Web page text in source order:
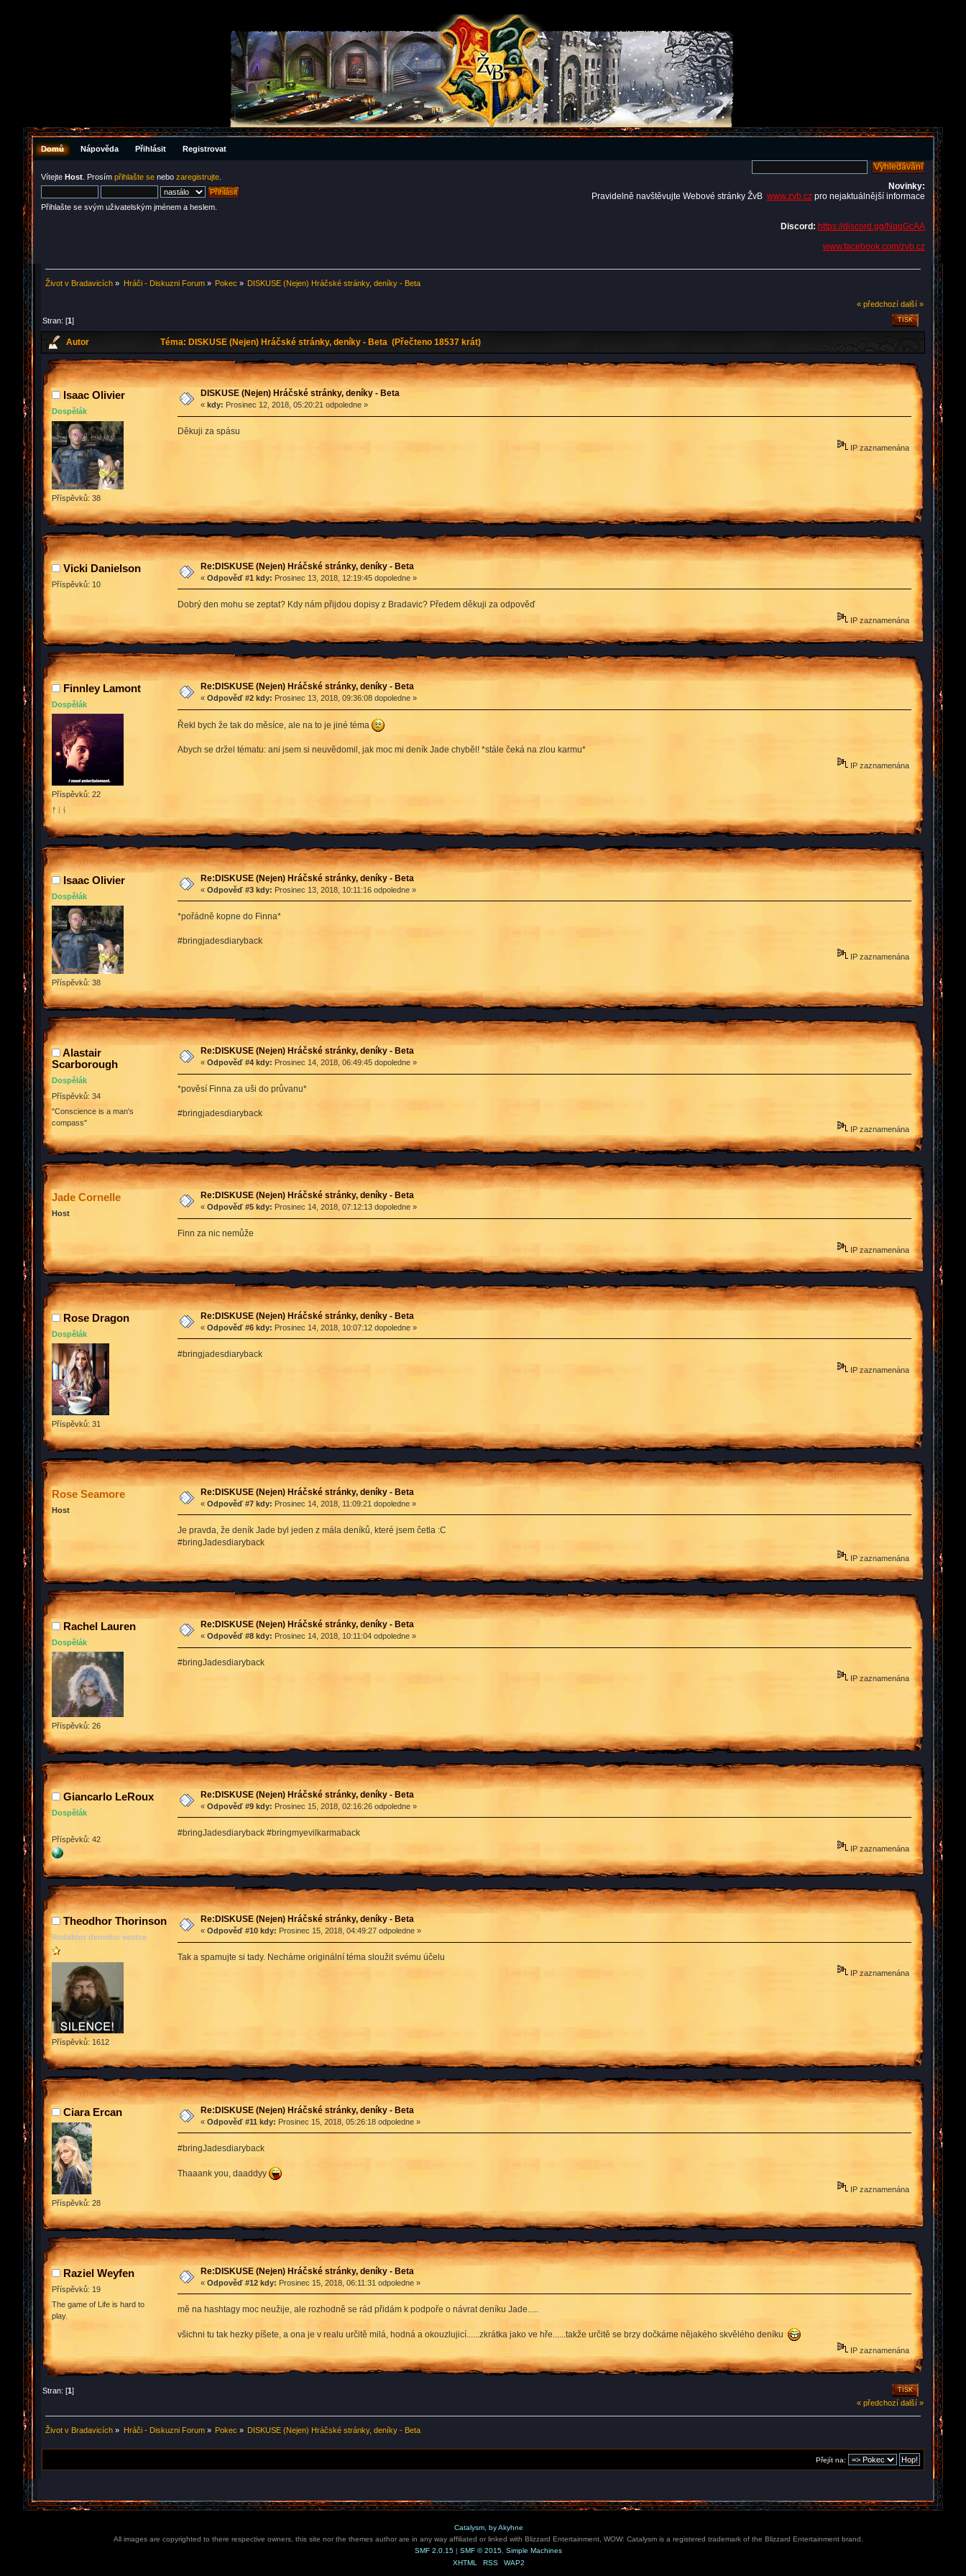
Domů Nápověda Přihlásit Registrovat
Vítejte Host . Prosím přihlašte se nebo zaregistrujte
Přihlašte se svým uživatelským jménem a heslem.
Novinky:
Pravidelně navštěvujte Webové stránky ŽvB www.zvb.cz pro nejaktuálnější informace
Discord: https://discord.gg/NqqGcAA
www.facebook.com/zvb.cz
Život v Bradavicích » Hráči - Diskuzni Forum» Pokec » DISKUSE (Nejen) Hráčské stránky, deníky - Beta
« předchozí další »
TISK
Stran: [1]
Autor Téma: DISKUSE (Nejen) Hráčské stránky, deníky - Beta (Přečteno 18537 krát)
Isaac Olivier
Dospělák
Příspěvků: 38
DISKUSE (Nejen) Hráčské stránky, deníky - Beta
« kdy: Prosinec 12, 2018, 05:20:21 odpoledne »
Děkuji za spásu
IP zaznamenána
Vicki Danielson
Příspěvků: 10
Re:DISKUSE (Nejen) Hráčské stránky, deníky - Beta
« Odpověď #1 kdy: Prosinec 13, 2018, 12:19:45 dopoledne »
Dobrý den mohu se zeptat? Kdy nám přijdou dopisy z Bradavic? Předem děkuji za odpověď
IP zaznamenána
Finnley Lamont
Dospělák
Příspěvků: 22
ᚠᛁᚾ
Re:DISKUSE (Nejen) Hráčské stránky, deníky - Beta
« Odpověď #2 kdy: Prosinec 13, 2018, 09:36:08 dopoledne »
Řekl bych že tak do měsíce, ale na to je jiné téma
Abych se držel tématu: ani jsem si neuvědomil, jak moc mi deník Jade chyběl! *stále čeká na zlou karmu*
IP zaznamenána
Isaac Olivier
Dospělák
Příspěvků: 38
Re:DISKUSE (Nejen) Hráčské stránky, deníky - Beta
« Odpověď #3 kdy: Prosinec 13, 2018, 10:11:16 odpoledne »
*pořádně kopne do Finna*
#bringjadesdiaryback
IP zaznamenána
Alastair
Scarborough
Dospělák
Příspěvků: 34
"Conscience is a man's
compass"
Re:DISKUSE (Nejen) Hráčské stránky, deníky - Beta
« Odpověď #4 kdy: Prosinec 14, 2018, 06:49:45 dopoledne »
*pověsí Finna za uši do průvanu*
#bringjadesdiaryback
IP zaznamenána
Jade Cornelle
Host
Re:DISKUSE (Nejen) Hráčské stránky, deníky - Beta
« Odpověď #5 kdy: Prosinec 14, 2018, 07:12:13 dopoledne »
Finn za nic nemůže
IP zaznamenána
Rose Dragon
Dospělák
Příspěvků: 31
Re:DISKUSE (Nejen) Hráčské stránky, deníky - Beta
« Odpověď #6 kdy: Prosinec 14, 2018, 10:07:12 dopoledne »
#bringjadesdiaryback
IP zaznamenána
Rose Seamore
Host
Re:DISKUSE (Nejen) Hráčské stránky, deníky - Beta
« Odpověď #7 kdy: Prosinec 14, 2018, 11:09:21 dopoledne »
Je pravda, že deník Jade byl jeden z mála deníků, které jsem četla :C
#bringJadesdiaryback
IP zaznamenána
Rachel Lauren
Dospělák
Příspěvků: 26
Re:DISKUSE (Nejen) Hráčské stránky, deníky - Beta
« Odpověď #8 kdy: Prosinec 14, 2018, 10:11:04 odpoledne »
#bringJadesdiaryback
IP zaznamenána
Giancarlo LeRoux
Dospělák
Příspěvků: 42
Re:DISKUSE (Nejen) Hráčské stránky, deníky - Beta
« Odpověď #9 kdy: Prosinec 15, 2018, 02:16:26 odpoledne »
#bringJadesdiaryback #bringmyevilkarmaback
IP zaznamenána
Theodhor Thorinson
Redaktor denniho vestce
Příspěvků: 1612
Re:DISKUSE (Nejen) Hráčské stránky, deníky - Beta
« Odpověď #10 kdy: Prosinec 15, 2018, 04:49:27 odpoledne »
Tak a spamujte si tady. Necháme originální téma sloužit svému účelu
IP zaznamenána
Ciara Ercan
Příspěvků: 28
Re:DISKUSE (Nejen) Hráčské stránky, deníky - Beta
« Odpověď #11 kdy: Prosinec 15, 2018, 05:26:18 odpoledne »
#bringJadesdiaryback
Thaaank you, daaddyy
IP zaznamenána
Raziel Weyfen
Příspěvků: 19
The game of Life is hard to
play.
Re:DISKUSE (Nejen) Hráčské stránky, deníky - Beta
« Odpověď #12 kdy: Prosinec 15, 2018, 06:11:31 odpoledne »
mě na hashtagy moc neužije, ale rozhodně se rád přidám k podpoře o návrat deníku Jade.....
všichni tu tak hezky píšete, a ona je v realu určitě milá, hodná a okouzlujicí......zkrátka jako ve hře......takže určitě se brzy dočkáme nějakého skvělého deníku
IP zaznamenána
TISK
Stran: [1]
« předchozí další »
Život v Bradavicích » Hráči - Diskuzni Forum» Pokec » DISKUSE (Nejen) Hráčské stránky, deníky - Beta
Přejít na:
Catalysm, by Akyhne
All images are copyrighted to there respective owners, this site nor the themes author are in any way affiliated or linked with Blizzard Entertainment, WOW: Catalysm is a registered trademark of the Blizzard Entertainment brand.
SMF 2.0.15 | SMF © 2015 Simple Machines
XHTML
RSS WAP2